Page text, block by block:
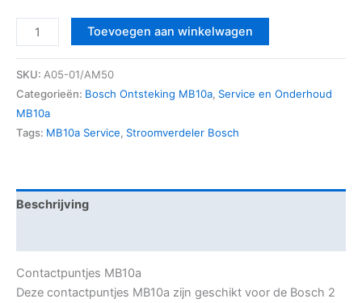
Toevoegen aan winkelwagen
SKU: A05-01/AM50
Categorieën: Bosch Ontsteking MB10a, Service en Onderhoud
MB10a
Tags: MB10a Service, Stroomverdeler Bosch
Beschrijving
Contactpuntjes MB10a
Deze contactpuntjes MB10a zijn geschikt voor de Bosch 2